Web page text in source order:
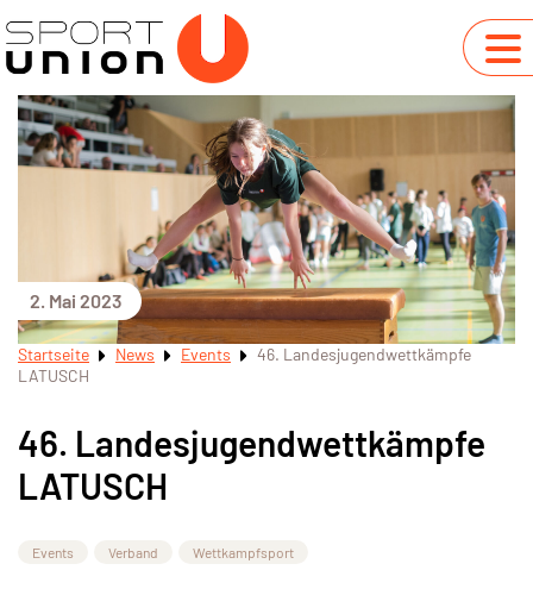
2. Mai 2023
Startseite News Events
46. Landesjugendwettkämpfe
LATUSCH
46. Landesjugendwettkämpfe
LATUSCH
Events Verband Wettkampfsport